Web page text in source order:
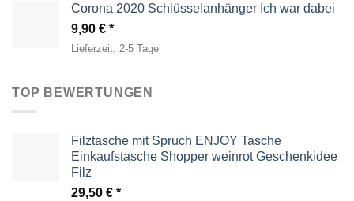
Corona 2020 Schlüsselanhänger Ich war dabei
9,90 €
Lieferzeit: 2-5 Tage
TOP BEWERTUNGEN
Filztasche mit Spruch ENJOY Tasche
Einkaufstasche Shopper weinrot Geschenkidee
Filz
29,50 €